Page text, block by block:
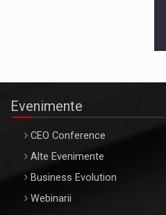
Evenimente
CEO Conference
Alte Evenimente
Business Evolution
Webinarii